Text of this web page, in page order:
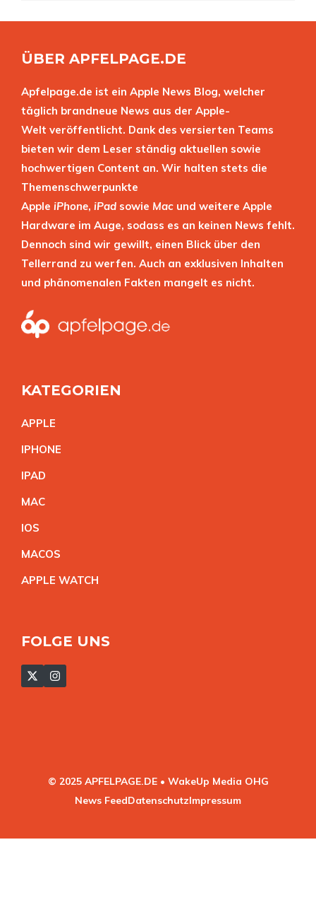
ÜBER APFELPAGE.DE
Apfelpage.de ist ein Apple News Blog, welcher
täglich brandneue News aus der Apple-
Welt veröffentlicht. Dank des versierten Teams
bieten wir dem Leser ständig aktuellen sowie
hochwertigen Content an. Wir halten stets die
Themenschwerpunkte
Apple iPhone, iPad sowie Mac und weitere Apple
Hardware im Auge, sodass es an keinen News fehlt.
Dennoch sind wir gewillt, einen Blick über den
Tellerrand zu werfen. Auch an exklusiven Inhalten
und phänomenalen Fakten mangelt es nicht.
KATEGORIEN
APPLE
IPHONE
IPAD
MAC
IOS
MACOS
APPLE WATCH
FOLGE UNS
© 2025 APFELPAGE.DE • WakeUp Media OHG
News FeedDatenschutzImpressum